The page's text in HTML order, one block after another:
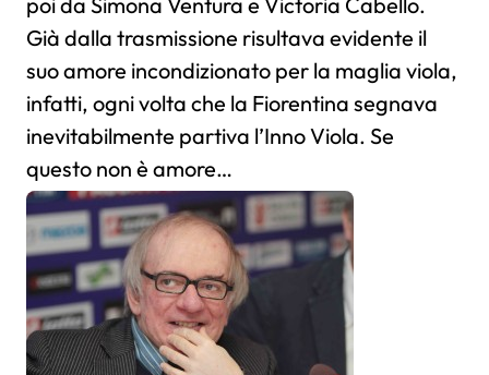
Già dalla trasmissione risultava evidente il
suo amore incondizionato per la maglia viola,
infatti, ogni volta che la Fiorentina segnava
inevitabilmente partiva l’Inno Viola. Se
questo non è amore…